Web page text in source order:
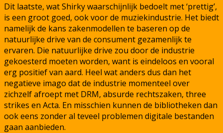
Dit laatste, wat Shirky waarschijnlijk bedoelt met ‘prettig’,
is een groot goed, ook voor de muziekindustrie. Het biedt
namelijk de kans zakenmodellen te baseren op de
natuurlijke drive van de consument gezamenlijk te
ervaren. Die natuurlijke drive zou door de industrie
gekoesterd moeten worden, want is eindeloos en vooral
erg positief van aard. Heel wat anders dus dan het
negatieve imago dat de industrie momenteel over
zichzelf afroept met DRM, absurde rechtszaken, three
strikes en Acta. En misschien kunnen de bibliotheken dan
ook eens zonder al teveel problemen digitale bestanden
gaan aanbieden.